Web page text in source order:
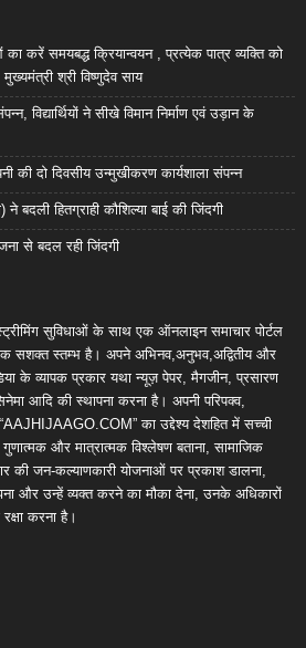
करें समयबद्ध क्रियान्वयन , प्रत्येक पात्र व्यक्ति को
श्री विष्णुदेव साय
विद्यार्थियों ने सीखे विमान निर्माण एवं उड़ान के
की दो दिवसीय उन्मुखीकरण कार्यशाला संपन्न
बदली हितग्राही कौशिल्या बाई की जिंदगी
से बदल रही जिंदगी
सुविधाओं के साथ एक ऑनलाइन समाचार पोर्टल
सशक्त स्तम्भ है। अपने अभिनव,अनुभव,अद्वितीय और
के व्यापक प्रकार यथा न्यूज़ पेपर, मैगजीन, प्रसारण
आदि की स्थापना करना है। अपनी परिपक्व,
का उद्देश्य देशहित में सच्ची
और मात्रात्मक विश्लेषण बताना, सामाजिक
जन-कल्याणकारी योजनाओं पर प्रकाश डालना,
और उन्हें व्यक्त करने का मौका देना, उनके अधिकारों
करना है।